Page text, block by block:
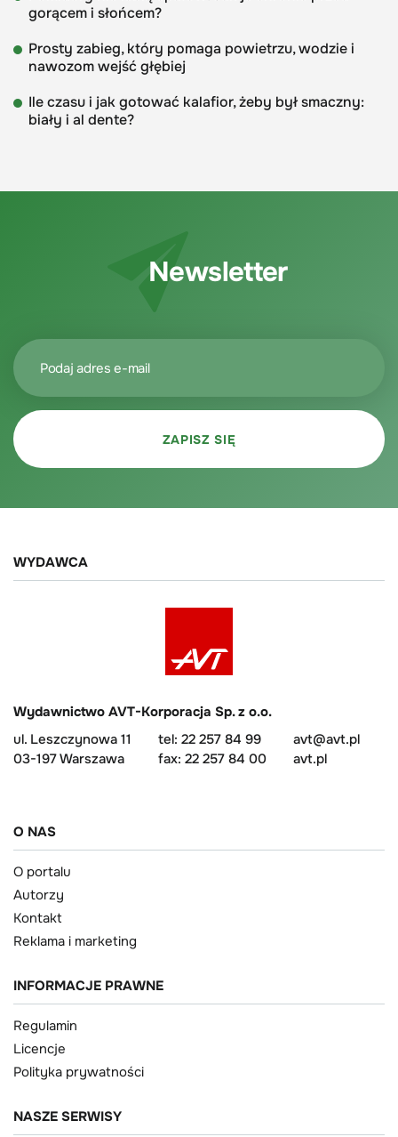
gorącem i słońcem?
Prosty zabieg, który pomaga powietrzu, wodzie i
nawozom wejść głębiej
Ile czasu i jak gotować kalafior, żeby był smaczny:
biały i al dente?
Newsletter
WYDAWCA
Wydawnictwo AVT-Korporacja Sp. z o.o.
ul. Leszczynowa 11
03-197 Warszawa
tel: 22 257 84 99
fax: 22 257 84 00
avt@avt.pl
avt.pl
O NAS
O portalu
Autorzy
Kontakt
Reklama i marketing
INFORMACJE PRAWNE
Regulamin
Licencje
Polityka prywatności
NASZE SERWISY